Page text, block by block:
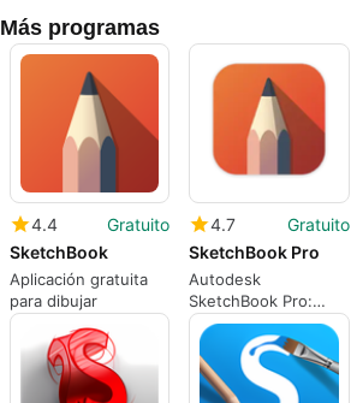
Más programas
4.4
Gratuito
SketchBook
Aplicación gratuita
para dibujar
4.7
Gratuito
SketchBook Pro
Autodesk
SketchBook Pro:
Herramienta de
Dibujo Digital